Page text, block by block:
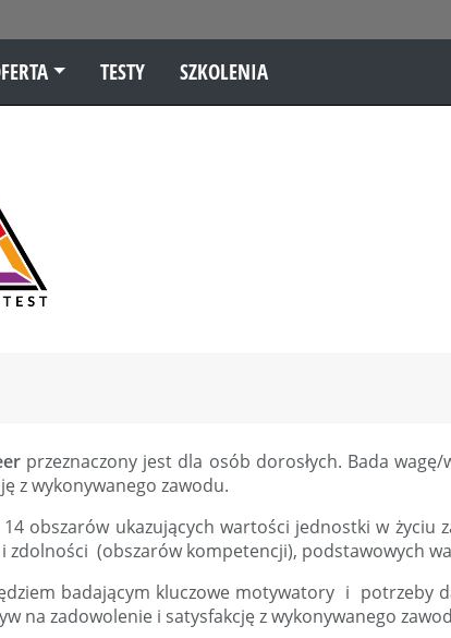
TESTY SZKOLENIA
przeznaczony jest dla osób dorosłych. Bada
z wykonywanego zawodu.
obszarów ukazujących wartości jednostki w życiu
zdolności (obszarów kompetencji), podstawowych
badającym kluczowe motywatory i potrzeby
na zadowolenie i satysfakcję z wykonywanego